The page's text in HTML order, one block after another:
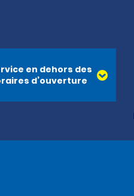
en dehors des
d’ouverture